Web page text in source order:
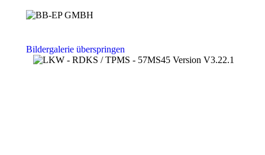
Bildergalerie überspringen